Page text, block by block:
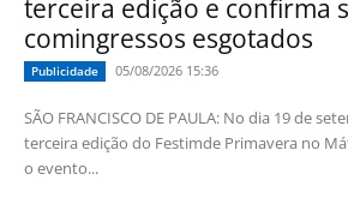
terceira edição e confirma
comingressos esgotados
Publicidade 05/08/2026 15:36
SÃO FRANCISCO DE PAULA: No dia 19 de
terceira edição do Festimde Primavera no
o evento...